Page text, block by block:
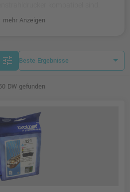
Druckerpatronen von
unserer Hausmarke Ampertec
mehr Anzeigen
tune
DW gefunden